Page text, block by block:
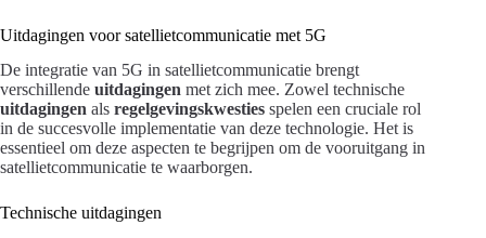
Uitdagingen voor satellietcommunicatie met 5G
De integratie van 5G in satellietcommunicatie brengt
verschillende uitdagingen met zich mee. Zowel technische
uitdagingen als regelgevingskwesties spelen een cruciale rol
in de succesvolle implementatie van deze technologie. Het is
essentieel om deze aspecten te begrijpen om de vooruitgang in
satellietcommunicatie te waarborgen.
Technische uitdagingen